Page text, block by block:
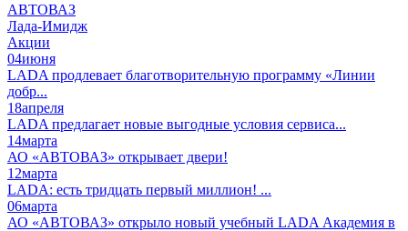
АВТОВАЗ
Лада-Имидж
Акции
04июня
LADA продлевает благотворительную программу «Линии
добр...
18апреля
LADA предлагает новые выгодные условия сервиса...
14марта
АО «АВТОВАЗ» открывает двери!
12марта
LADA: есть тридцать первый миллион! ...
06марта
АО «АВТОВАЗ» открыло новый учебный LADA Академия в